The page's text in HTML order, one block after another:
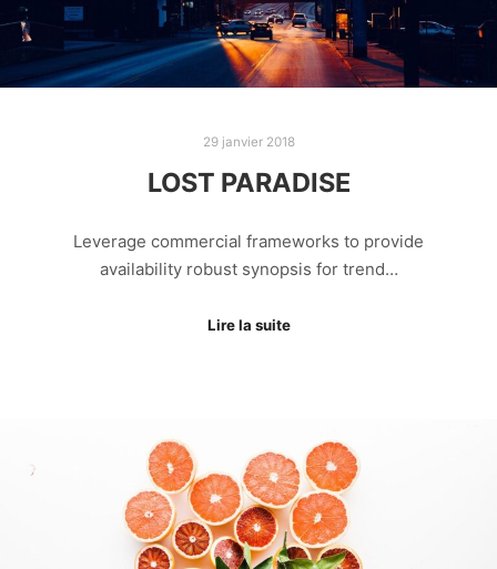
29 janvier 2018
LOST PARADISE
Leverage commercial frameworks to provide
availability robust synopsis for trend…
Lire la suite